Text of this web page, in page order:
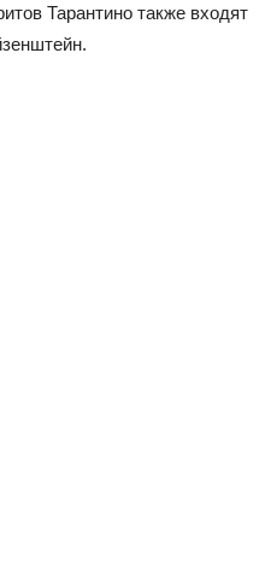
Тарантино также входят